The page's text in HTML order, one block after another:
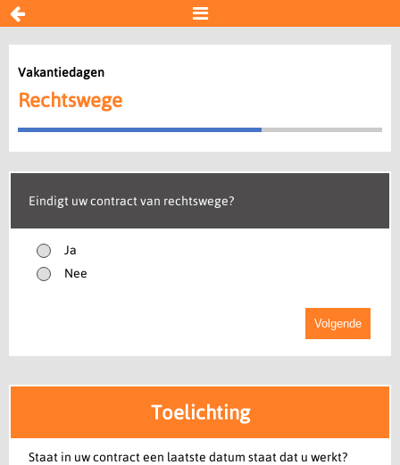
 
Rechtswege
Vakantiedagen
Rechtswege
Eindigt uw contract van rechtswege?
Ja
Nee
Volgende
Toelichting
Staat in uw contract een laatste datum staat dat u werkt?